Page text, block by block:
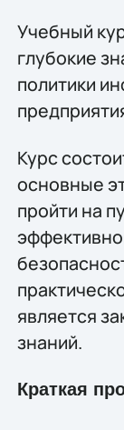
Учебный
глубокие
политики
Курс
основные
пройти на
является
знаний.
Краткая